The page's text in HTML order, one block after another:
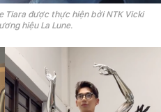
được thực hiện bởi NTK Vicki
hiệu La Lune.